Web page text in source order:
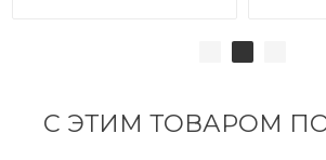
С ЭТИМ ТОВАРОМ